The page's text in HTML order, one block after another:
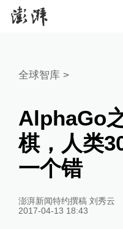
全球智库 >
AlphaGo
棋，人类
一个错
澎湃新闻特约撰稿 刘秀云
2017-04-13 18:43